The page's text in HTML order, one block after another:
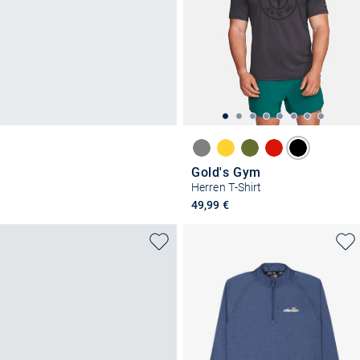
Gold's Gym
Herren T-Shirt
49,99 €